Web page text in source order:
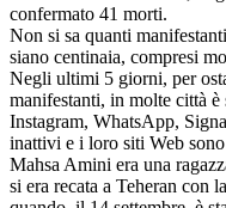
confermato 41 morti.
Non si sa quanti
siano centinaia, compresi
Negli ultimi 5 giorni, per
manifestanti, in molte città è
Instagram, WhatsApp,
inattivi e i loro siti Web
Mahsa Amini era una
si era recata a Teheran con